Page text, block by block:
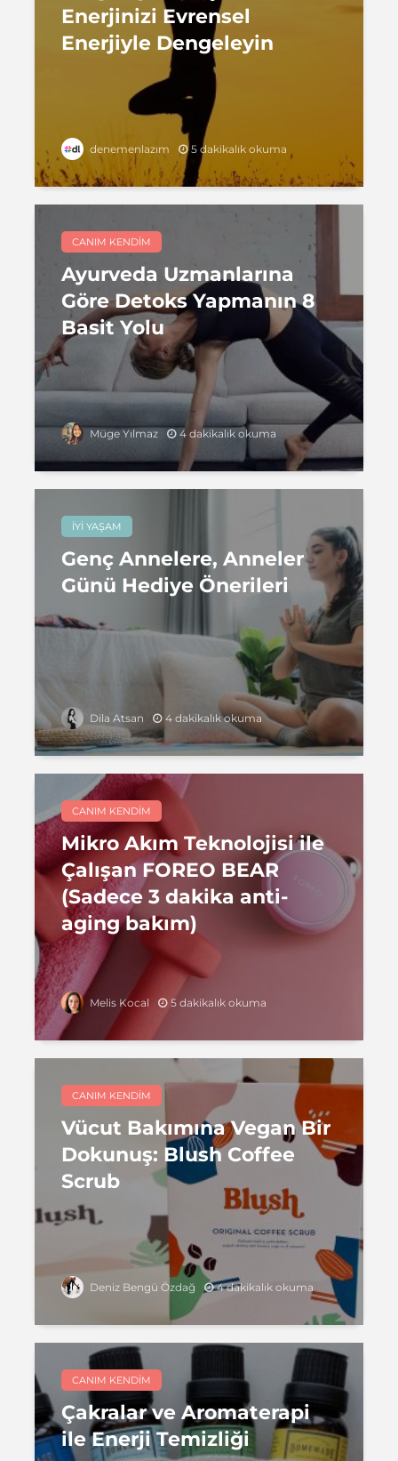
Enerjinizi Evrensel
Enerjiyle Dengeleyin
denemenlazım 5 dakikalık okuma
CANIM KENDIM
Ayurveda Uzmanlarına
Göre Detoks Yapmanın 8
Basit Yolu
Müge Yılmaz 4 dakikalık okuma
İYI YAŞAM
Genç Annelere, Anneler
Günü Hediye Önerileri
Dila Atsan 4 dakikalık okuma
CANIM KENDIM
Mikro Akım Teknolojisi ile
Çalışan FOREO BEAR
(Sadece 3 dakika anti-
aging bakım)
Melis Kocal 5 dakikalık okuma
CANIM KENDIM
Vücut Bakımına Vegan Bir
Dokunuş: Blush Coffee
Scrub
Deniz Bengü Özdağ 4 dakikalık okuma
CANIM KENDIM
Çakralar ve Aromaterapi
ile Enerji Temizliği